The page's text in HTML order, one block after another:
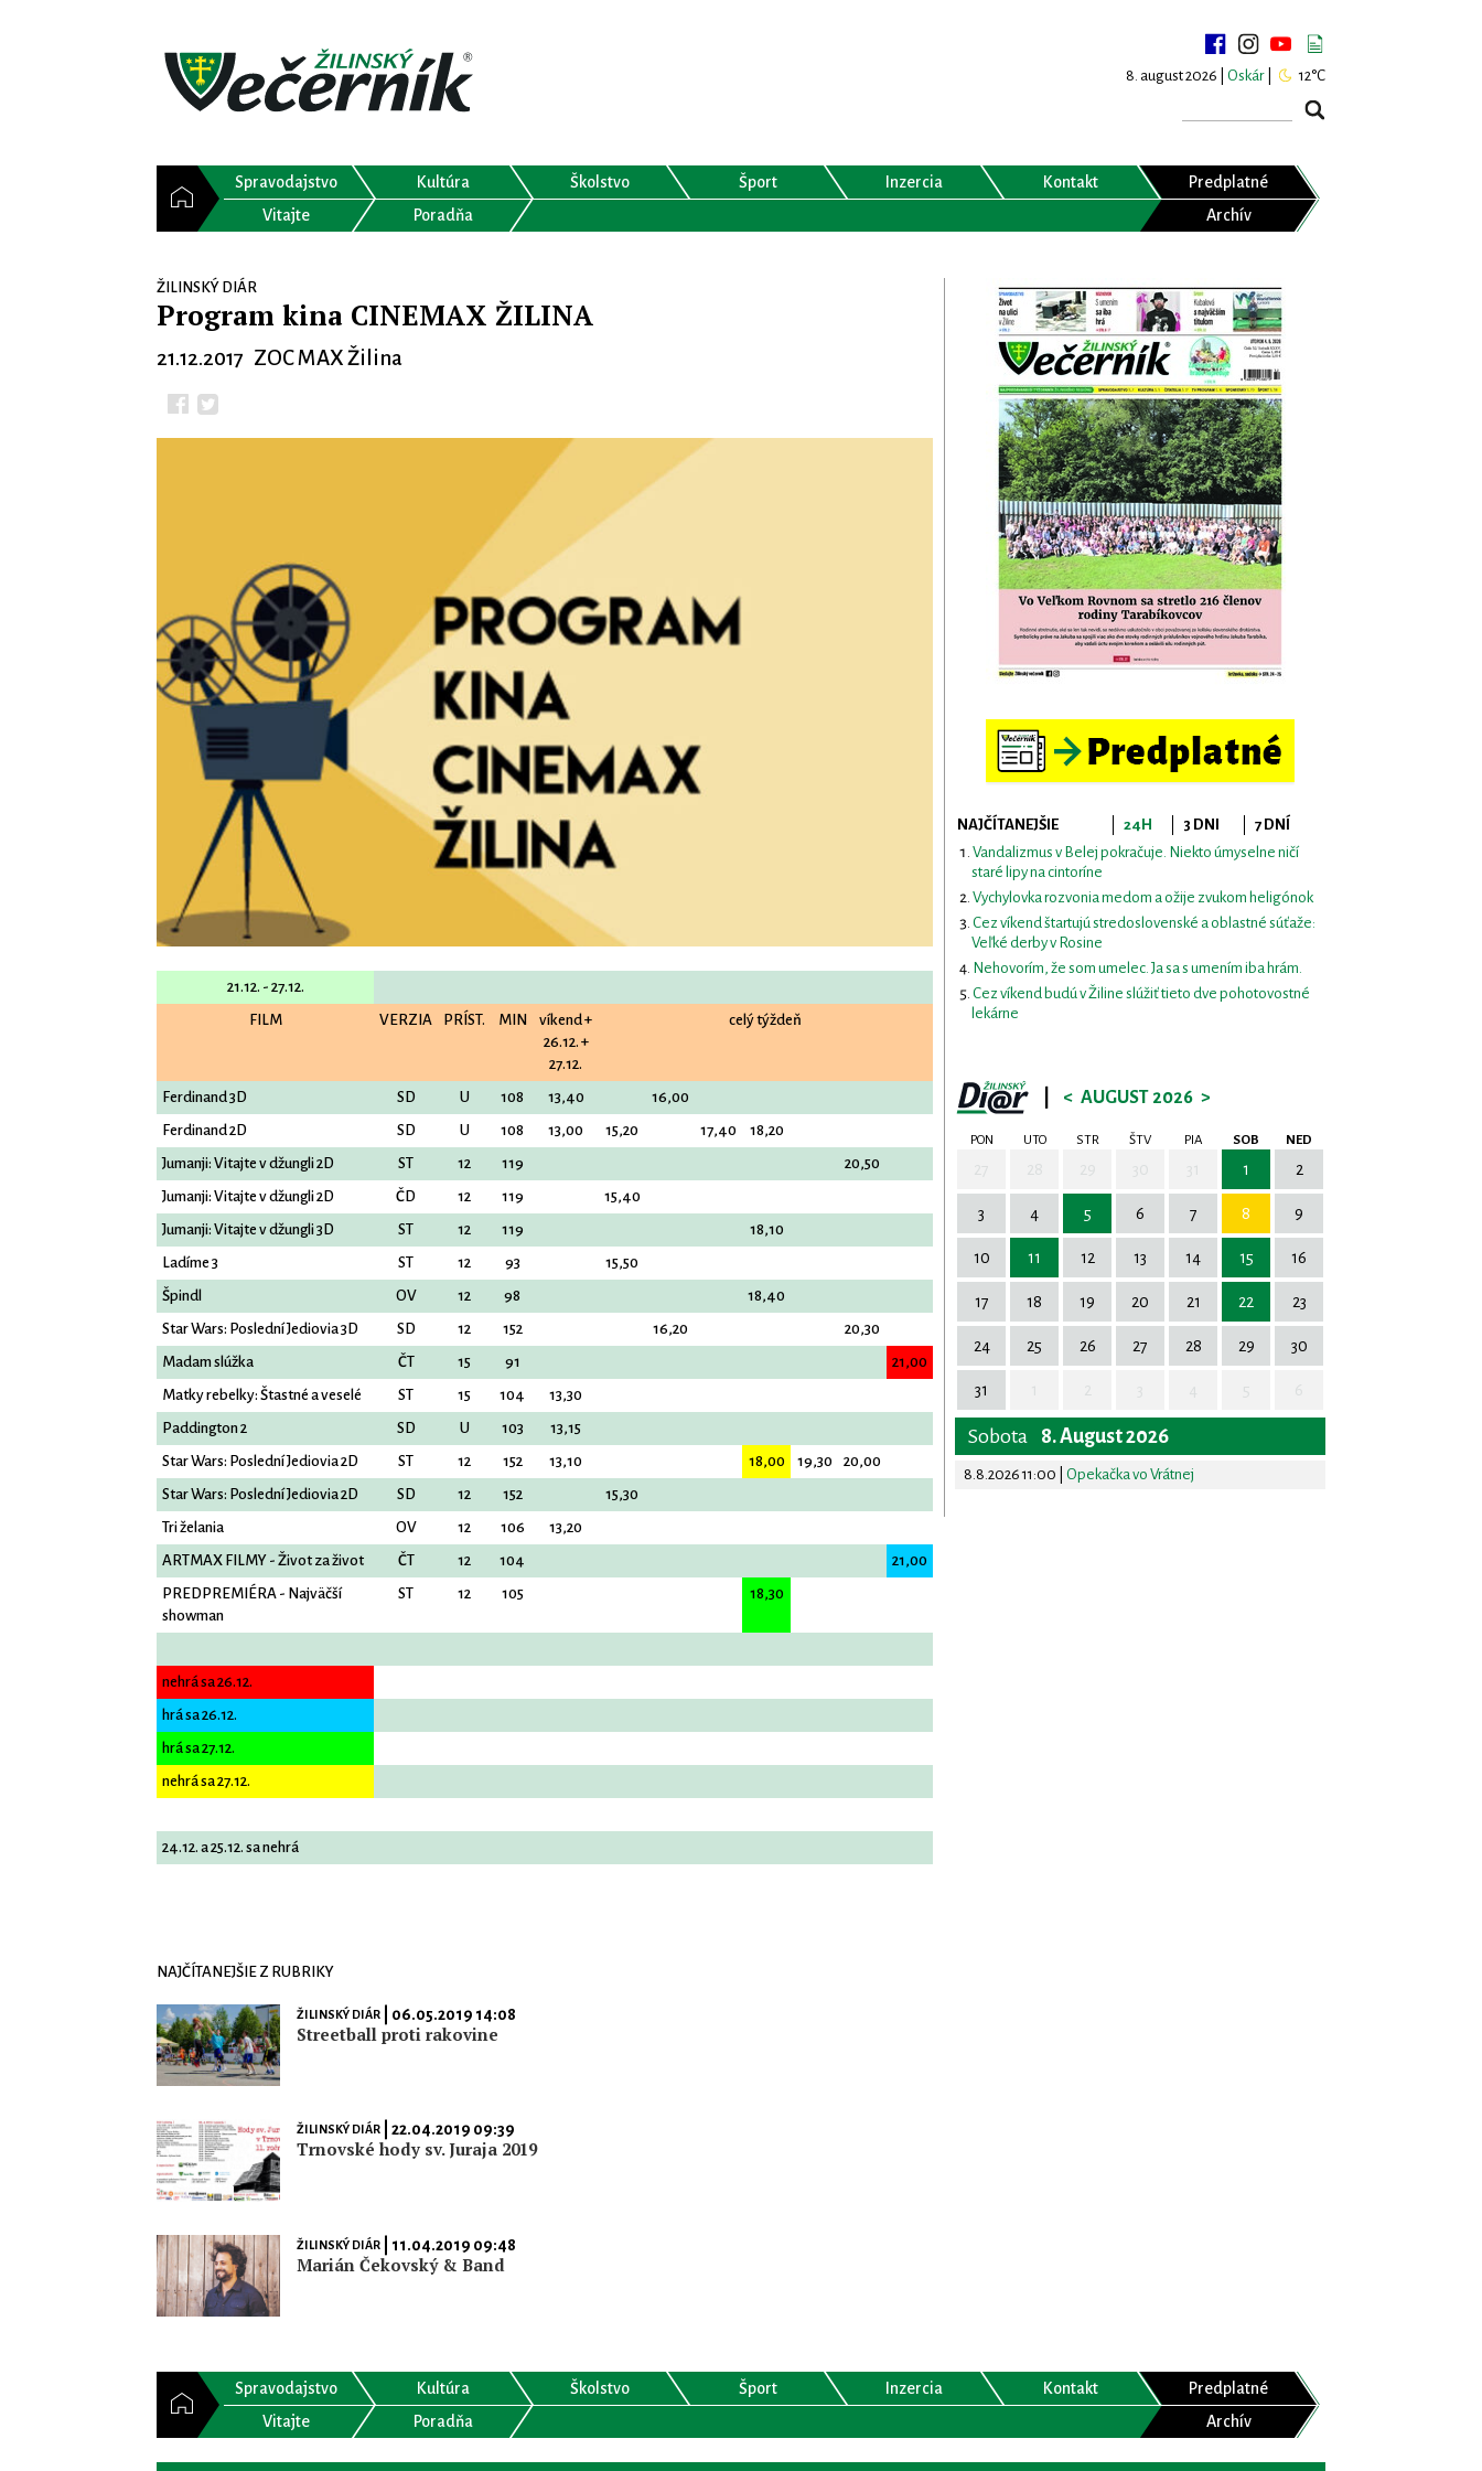
8. august 2026 | Oskár 12°C
Spravodajstvo Kultúra Školstvo Šport Inzercia Kontakt
Predplatné
Vitajte
Poradňa Archív
ŽILINSKÝ DIÁR
Program kina CINEMAX ŽILINA
21.12.2017 ZOC MAX Žilina
21.12. - 27.12.
FILM
VERZIA PRÍST. MIN
víkend +
26.12. +
27.12.
celý týždeň
Ferdinand 3D SD U 108 13,40
16,00
Ferdinand 2D
SD U 108 13,00 15,20 17,40
18,20
Jumanji: Vitajte v džungli 2D
ST 12 119
20,50
Jumanji: Vitajte v džungli 2D
ČD 12 119
15,40
Jumanji: Vitajte v džungli 3D
ST 12 119
18,10
Ladíme 3
ST 12 93
15,50
Špindl
OV 12 98
18,40
Star Wars: Poslední Jediovia 3D
SD 12 152 16,20
20,30
Madam slúžka
ČT 15 91
21,00
Matky rebelky: Štastné a veselé
ST 15 104
13,30
Paddington 2
SD U 103
13,15
Star Wars: Poslední Jediovia 2D
ST 12 152 13,10 18,00 19,30
20,00
Star Wars: Poslední Jediovia 2D
SD 12 152
15,30
Tri želania
OV 12 106
13,20
ARTMAX FILMY - Život za život
ČT 12 104
21,00
PREDPREMIÉRA - Najväčší
showman
ST 12 105 18,30
nehrá sa 26.12.
hrá sa 26.12.
hrá sa 27.12.
nehrá sa 27.12.
24.12. a 25.12. sa nehrá
NAJČÍTANEJŠIE Z RUBRIKY
ŽILINSKÝ DIÁR| 06.05.2019 14:08
Streetball proti rakovine
ŽILINSKÝ DIÁR| 22.04.2019 09:39
Trnovské hody sv. Juraja 2019
ŽILINSKÝ DIÁR| 11.04.2019 09:48
Marián Čekovský & Band
NAJČÍTANEJŠIE 24H 3 DNI
7 DNÍ
Vandalizmus v Belej pokračuje. Niekto úmyselne ničí
staré lipy na cintoríne
Vychylovka rozvonia medom a ožije zvukom heligónok
Cez víkend štartujú stredoslovenské a oblastné súťaže:
Veľké derby v Rosine
Nehovorím, že som umelec. Ja sa s umením iba hrám.
Cez víkend budú v Žiline slúžiť tieto dve pohotovostné
lekárne
< AUGUST 2026 >
PON UTO STR ŠTV PIA SOB NED
1 2
3 4 5 6 7 8 9
10 11 12 13 14 15 16
17 18 19 20 21 22 23
24 25 26 27 28 29 30
31
Sobota 8. August 2026
8.8.2026 11:00 Opekačka vo Vrátnej
Spravodajstvo Kultúra Školstvo Šport Inzercia Kontakt
Predplatné
Vitajte
Poradňa Archív